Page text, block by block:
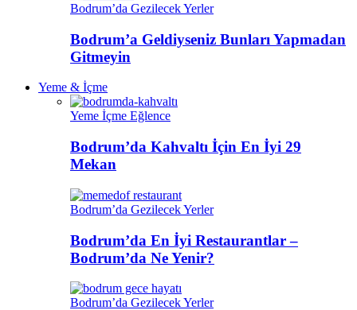
Bodrum’da Gezilecek Yerler
Bodrum’a Geldiyseniz Bunları Yapmadan
Gitmeyin
Yeme & İçme
Yeme İçme Eğlence
Bodrum’da Kahvaltı İçin En İyi 29
Mekan
Bodrum’da Gezilecek Yerler
Bodrum’da En İyi Restaurantlar –
Bodrum’da Ne Yenir?
Bodrum’da Gezilecek Yerler